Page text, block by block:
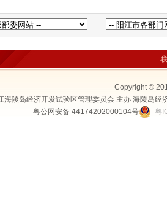
Copyright ©
海陵岛经济开发试验区管理委员会 主办 海陵岛
粤公网安备 44174202000104号
粤